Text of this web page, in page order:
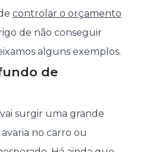
controlar o orçamento
de não conseguir
alguns exemplos.
de
surgir uma grande
no carro ou